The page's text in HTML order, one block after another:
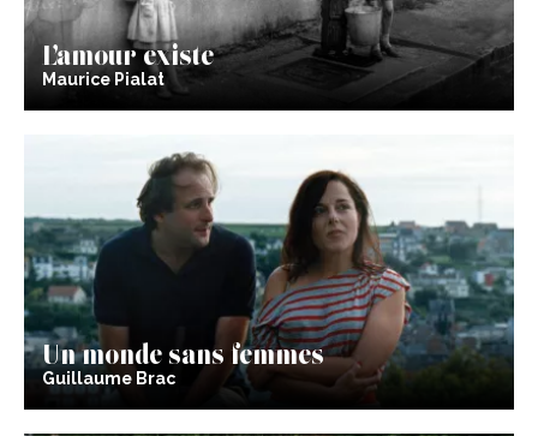
L’amour existe
Maurice Pialat
Un monde sans femmes
Guillaume Brac